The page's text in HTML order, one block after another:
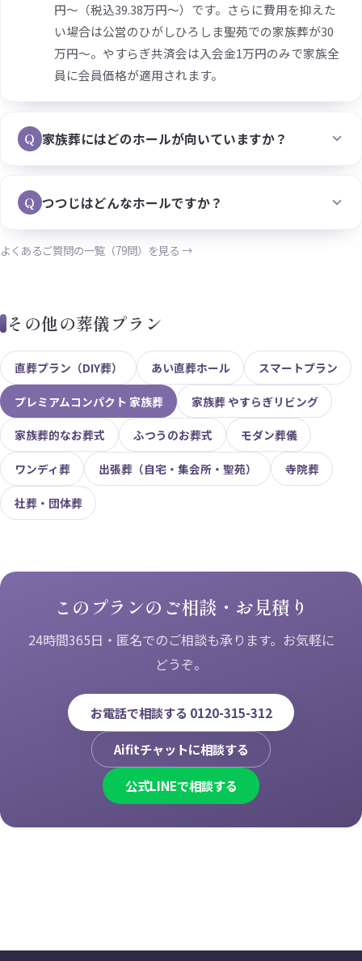
円〜（税込39.38万円〜）です。さらに費用を抑えた
い場合は公営のひがしひろしま聖苑での家族葬が30
万円〜。やすらぎ共済会は入会金1万円のみで家族全
員に会員価格が適用されます。
Q 家族葬にはどのホールが向いていますか？
Q つつじはどんなホールですか？
よくあるご質問の一覧（79問）を見る →
その他の葬儀プラン
直葬プラン（DIY葬） あい直葬ホール スマートプラン
プレミアムコンパクト 家族葬 家族葬 やすらぎリビング
家族葬的なお葬式 ふつうのお葬式 モダン葬儀
ワンディ葬 出張葬（自宅・集会所・聖苑） 寺院葬
社葬・団体葬
このプランのご相談・お見積り
24時間365日・匿名でのご相談も承ります。お気軽に
どうぞ。
お電話で相談する 0120-315-312
Aifitチャットに相談する
公式LINEで相談する